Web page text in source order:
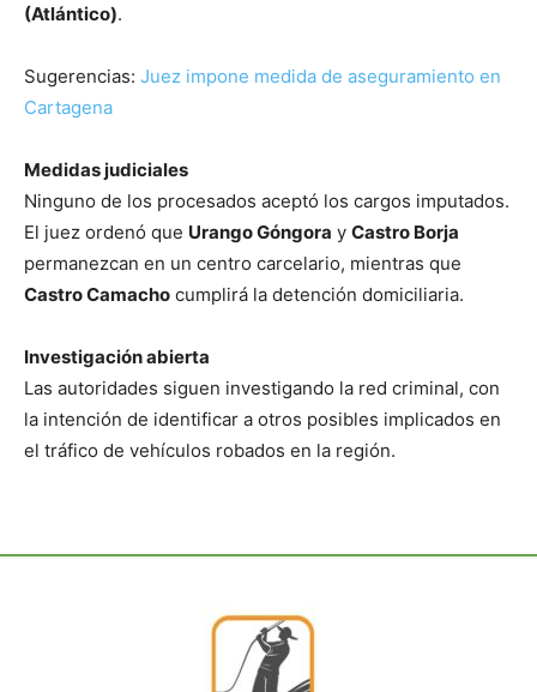
(Atlántico).
Sugerencias: Juez impone medida de aseguramiento en
Cartagena
Medidas judiciales
Ninguno de los procesados aceptó los cargos imputados.
El juez ordenó que Urango Góngora y Castro Borja
permanezcan en un centro carcelario, mientras que
Castro Camacho cumplirá la detención domiciliaria.
Investigación abierta
Las autoridades siguen investigando la red criminal, con
la intención de identificar a otros posibles implicados en
el tráfico de vehículos robados en la región.